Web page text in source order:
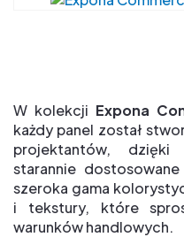
W kolekcji Expona
każdy panel został
projektantów,
starannie
szeroka gama
i tekstury, które
warunków handlowych.